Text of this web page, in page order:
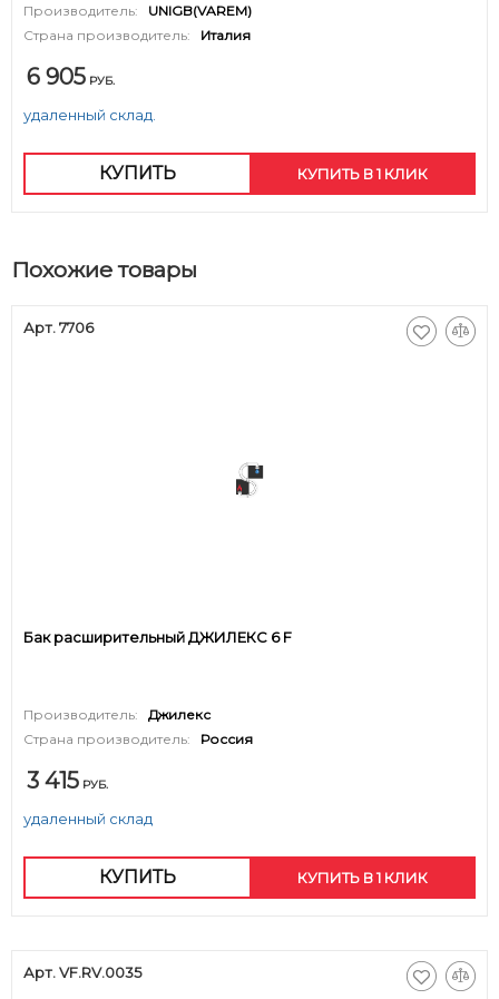
Производитель:
UNIGB(VAREM)
Страна производитель:
Италия
6 905 РУБ.
удаленный склад.
КУПИТЬ КУПИТЬ В 1 КЛИК
Похожие товары
Арт. 7706
Бак расширительный ДЖИЛЕКС 6 F
Производитель:
Джилекс
Страна производитель:
Россия
3 415 РУБ.
удаленный склад
КУПИТЬ КУПИТЬ В 1 КЛИК
Арт. VF.RV.0035